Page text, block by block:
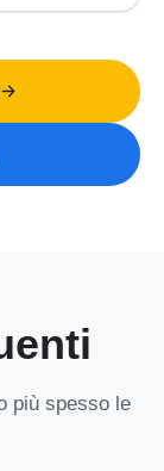
più spesso le